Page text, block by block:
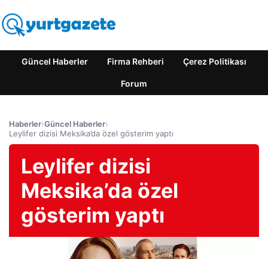
Güncel Haberler Firma Rehberi Çerez Politikası
Forum
Haberler›Güncel Haberler›
Leylifer dizisi Meksika’da özel gösterim yaptı
Leylifer dizisi
Meksika’da özel
gösterim yaptı